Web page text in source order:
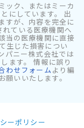
ック、またはミーカ
にしています。 出
すが、内容を完全に
ている医療機関へ
当の医療機関に直接
生じた損害につい
パニー株式会社では
ます。 情報に誤り
わせフォーム より編
いいたします。
ーポリシー